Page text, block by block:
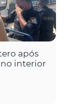
após
no interior